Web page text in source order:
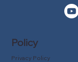
Policy
Privacy Policy